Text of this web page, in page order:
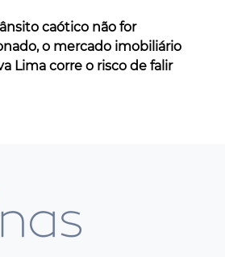
caótico não for
o mercado imobiliário
Lima corre o risco de falir